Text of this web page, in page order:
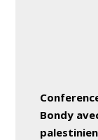
Bondy